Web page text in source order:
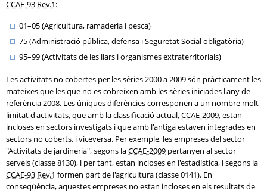
CCAE-93 Rev.1:
01–05 (Agricultura, ramaderia i pesca)
75 (Administració pública, defensa i Seguretat Social obligatòria)
95–99 (Activitats de les llars i organismes extraterritorials)
Les activitats no cobertes per les sèries 2000 a 2009 són pràcticament les
mateixes que les que no es cobreixen amb les sèries iniciades l'any de
referència 2008. Les úniques diferències corresponen a un nombre molt
limitat d'activitats, que amb la classificació actual,CCAE-2009, estan
incloses en sectors investigats i que amb l'antiga estaven integrades en
sectors no coberts, i viceversa. Per exemple, les empreses del sector
"Activitats de jardineria", segons laCCAE-2009 pertanyen al sector
serveis (classe 8130), i per tant, estan incloses en l'estadística, i segons la
CCAE-93 Rev.1 formen part de l'agricultura (classe 0141). En
conseqüència, aquestes empreses no estan incloses en els resultats de